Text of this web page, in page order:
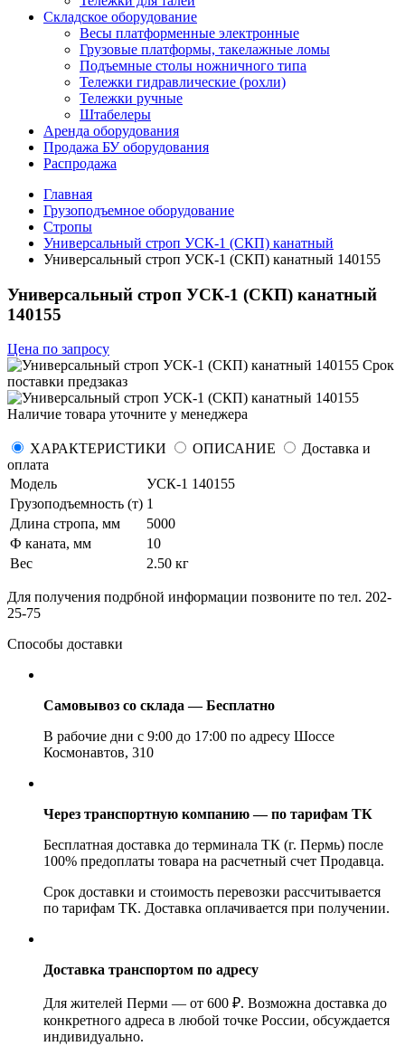
Складское оборудование
Весы платформенные электронные
Грузовые платформы, такелажные ломы
Подъемные столы ножничного типа
Тележки гидравлические (рохли)
Тележки ручные
Штабелеры
Аренда оборудования
Продажа БУ оборудования
Распродажа
Главная
Грузоподъемное оборудование
Стропы
Универсальный строп УСК-1 (СКП) канатный
Универсальный строп УСК-1 (СКП) канатный 140155
Универсальный строп УСК-1 (СКП) канатный
140155
Цена по запросу
Срок
поставки предзаказ
Наличие товара уточните у менеджера
ХАРАКТЕРИСТИКИ ОПИСАНИЕ
Доставка и
оплата
Модель
УСК-1 140155
Грузоподъемность (т) 1
Длина стропа, мм
5000
Ф каната, мм
10
Вес
2.50 кг
Для получения подрбной информации позвоните по тел. 202-
25-75
Способы доставки
Самовывоз со склада — Бесплатно
В рабочие дни с 9:00 до 17:00 по адресу Шоссе
Космонавтов, 310
Через транспортную компанию — по тарифам ТК
Бесплатная доставка до терминала ТК (г. Пермь) после
100% предоплаты товара на расчетный счет Продавца.
Срок доставки и стоимость перевозки рассчитывается
по тарифам ТК. Доставка оплачивается при получении.
Доставка транспортом по адресу
Для жителей Перми — от 600 ₽. Возможна доставка до
конкретного адреса в любой точке России, обсуждается
индивидуально.